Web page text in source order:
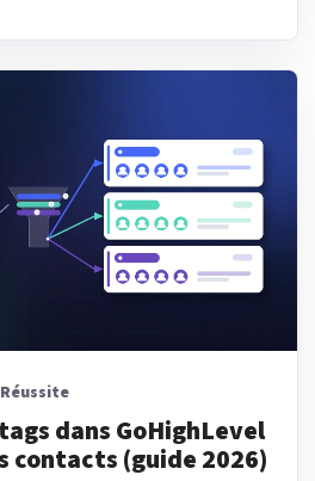
dans GoHighLevel
contacts (guide 2026)